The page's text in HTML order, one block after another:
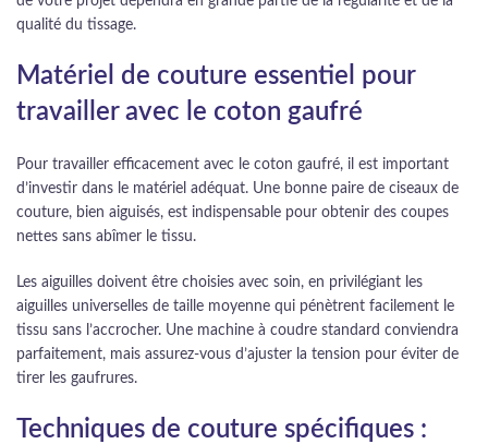
qualité du tissage.
Matériel de couture essentiel pour
travailler avec le coton gaufré
Pour travailler efficacement avec le coton gaufré, il est important
d’investir dans le matériel adéquat. Une bonne paire de ciseaux de
couture, bien aiguisés, est indispensable pour obtenir des coupes
nettes sans abîmer le tissu.
Les aiguilles doivent être choisies avec soin, en privilégiant les
aiguilles universelles de taille moyenne qui pénètrent facilement le
tissu sans l’accrocher. Une machine à coudre standard conviendra
parfaitement, mais assurez-vous d’ajuster la tension pour éviter de
tirer les gaufrures.
Techniques de couture spécifiques :